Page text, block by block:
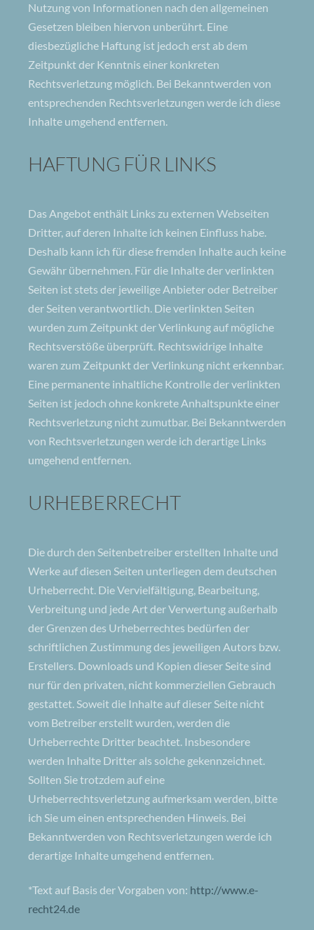
Nutzung von Informationen nach den allgemeinen
Gesetzen bleiben hiervon unberührt. Eine
diesbezügliche Haftung ist jedoch erst ab dem
Zeitpunkt der Kenntnis einer konkreten
Rechtsverletzung möglich. Bei Bekanntwerden von
entsprechenden Rechtsverletzungen werde ich diese
Inhalte umgehend entfernen.
HAFTUNG FÜR LINKS
Das Angebot enthält Links zu externen Webseiten
Dritter, auf deren Inhalte ich keinen Einfluss habe.
Deshalb kann ich für diese fremden Inhalte auch keine
Gewähr übernehmen. Für die Inhalte der verlinkten
Seiten ist stets der jeweilige Anbieter oder Betreiber
der Seiten verantwortlich. Die verlinkten Seiten
wurden zum Zeitpunkt der Verlinkung auf mögliche
Rechtsverstöße überprüft. Rechtswidrige Inhalte
waren zum Zeitpunkt der Verlinkung nicht erkennbar.
Eine permanente inhaltliche Kontrolle der verlinkten
Seiten ist jedoch ohne konkrete Anhaltspunkte einer
Rechtsverletzung nicht zumutbar. Bei Bekanntwerden
von Rechtsverletzungen werde ich derartige Links
umgehend entfernen.
URHEBERRECHT
Die durch den Seitenbetreiber erstellten Inhalte und
Werke auf diesen Seiten unterliegen dem deutschen
Urheberrecht. Die Vervielfältigung, Bearbeitung,
Verbreitung und jede Art der Verwertung außerhalb
der Grenzen des Urheberrechtes bedürfen der
schriftlichen Zustimmung des jeweiligen Autors bzw.
Erstellers. Downloads und Kopien dieser Seite sind
nur für den privaten, nicht kommerziellen Gebrauch
gestattet. Soweit die Inhalte auf dieser Seite nicht
vom Betreiber erstellt wurden, werden die
Urheberrechte Dritter beachtet. Insbesondere
werden Inhalte Dritter als solche gekennzeichnet.
Sollten Sie trotzdem auf eine
Urheberrechtsverletzung aufmerksam werden, bitte
ich Sie um einen entsprechenden Hinweis. Bei
Bekanntwerden von Rechtsverletzungen werde ich
derartige Inhalte umgehend entfernen.
*Text auf Basis der Vorgaben von: http://www.e-
recht24.de